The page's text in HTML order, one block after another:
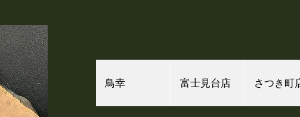
鳥幸 富士見台店 さつき町